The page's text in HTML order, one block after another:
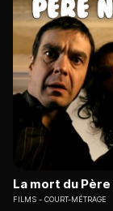
La mort du Père
FILMS COURT-MÉTRAGE